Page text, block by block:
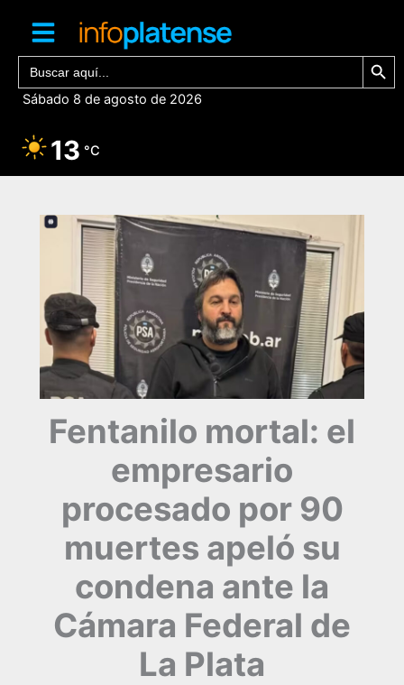
contenido
Buscar: Botón de
Sábado 8 de agosto de 2026
13 °C
Fentanilo mortal: el
empresario
procesado por 90
muertes apeló su
condena ante la
Cámara Federal de
La Plata